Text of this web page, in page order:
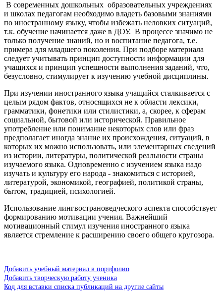
В современных дошкольных образовательных учреждениях
и школах педагогам необходимо владеть базовыми знаниями
по иностранному языку, чтобы избежать неловких ситуаций,
т.к. обучение начинается даже в ДОУ. В процессе значимо не
только получение знаний, но и воспитание педагога, т.е.
примера для младшего поколения. При подборе материала
следует учитывать принцип доступности информации для
учащихся и принцип успешности выполнения заданий, что,
безусловно, стимулирует к изучению учебной дисциплины.
При изучении иностранного языка учащийся сталкивается с
целым рядом фактов, относящихся не к области лексики,
грамматики, фонетики или стилистики, а, скорее, к сферам
социальной, бытовой или исторической. Правильное
употребление или понимание некоторых слов или фраз
предполагает иногда знание их происхождения, ситуаций, в
которых их можно использовать, или элементарных сведений
из истории, литературы, политической реальности страны
изучаемого языка. Одновременно с изучением языка надо
изучать и культуру его народа - знакомиться с историей,
литературой, экономикой, географией, политикой страны,
бытом, традицией, психологией.
Использование лингвострановедческого аспекта способствует
формированию мотивации учения. Важнейший
мотивационный стимул изучения иностранного языка
является стремление к расширению своего общего кругозора.
Добавить учебный материал в портфолио
Добавить творческую работу ученика
Код для вставки списка публикаций на другие сайты